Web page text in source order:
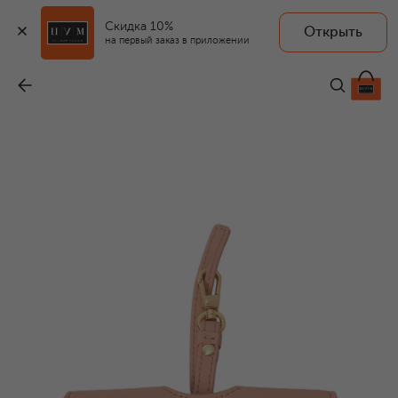
Скидка 10%
на первый заказ в приложении
Открыть
ANY DI
13 150 ₽